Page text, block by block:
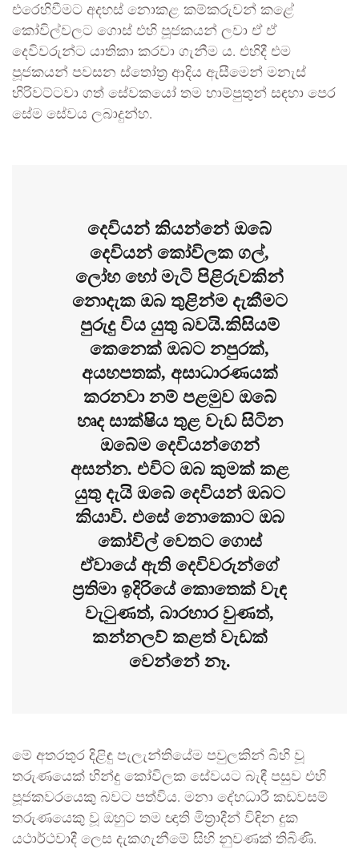
එරෙහිවීමට අදහස් නොකළ කම්කරුවන් කළේ
කෝවිල්වලට ගොස් එහි පූජකයන් ලවා ඒ ඒ
දෙවිවරුන්ට යාතිකා කරවා ගැනීම ය. එහිදී එම
පූජකයන් පවසන ස්තෝත්‍ර ආදිය ඇසීමෙන් මනැස්
හිරිවට්ටවා ගත් සේවකයෝ තම හාම්පුතුන් සඳහා පෙර
සේම සේවය ලබාදුන්හ.
දෙවියන් කියන්නේ ඔබේ
දෙවියන් කෝවිලක ගල්,
ලෝහ හෝ මැටි පිළිරුවකින්
නොදැක ඔබ තුළින්ම දැකීමට
පුරුදු විය යුතු බවයි.කිසියම්
කෙනෙක් ඔබට නපුරක්,
අයහපතක්, අසාධාරණයක්
කරනවා නම් පළමුව ඔබේ
හෘද සාක්ෂිය තුළ වැඩ සිටින
ඔබේම දෙවියන්ගෙන්
අසන්න. එවිට ඔබ කුමක් කළ
යුතු දැයි ඔබේ දෙවියන් ඔබට
කියාවි. එසේ නොකොට ඔබ
කෝවිල් වෙතට ගොස්
ඒවායේ ඇති දෙවිවරුන්ගේ
ප්‍රතිමා ඉදිරියේ කොතෙක් වැඳ
වැටුණත්, බාරහාර වුණත්,
කන්නලව් කළත් වැඩක්
වෙන්නේ නෑ.
මේ අතරතුර දිළිඳු පැලැන්තියේම පවුලකින් බිහි වූ
තරුණයෙක් හින්දු කෝවිලක සේවයට බැඳී පසුව එහි
පූජකවරයෙකු බවට පත්විය. මනා දේහධාරී කඩවසම්
තරුණයෙකු වූ ඔහුට තම ඥාති මිත්‍රාදීන් විඳින දුක
යථාර්ථවාදී ලෙස දැකගැනීමේ සිහි නුවණක් තිබිණි.